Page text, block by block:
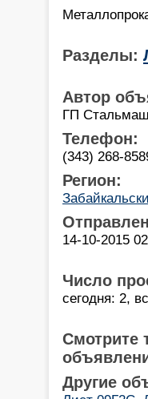
Разделы:
Автор
ГП
Телефон:
(343) 268-
Регион:
14-10-2015
Число
сегодня: 2,
Смотрите
Другие